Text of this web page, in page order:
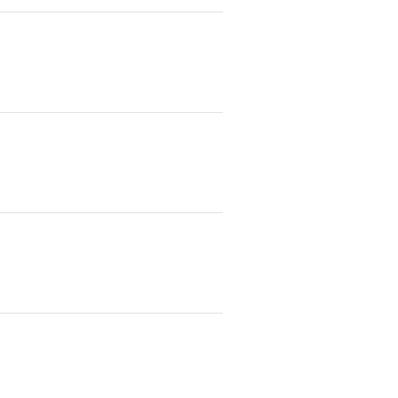
aliajn kiel Vi amas nin;
pro Amo al Vi,
kiel en la Ĉielo!